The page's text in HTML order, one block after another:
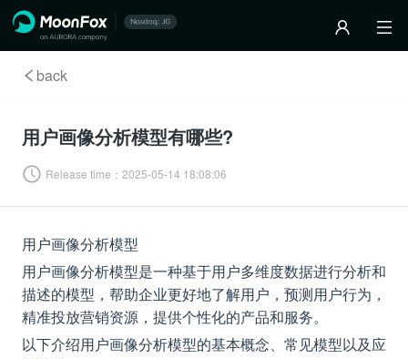
back
用户画像分析模型有哪些?
Release time： 2025-05-14 18:08:06
用户画像分析模型
用户画像分析模型是一种基于用户多维度数据进行分析和
描述的模型，帮助企业更好地了解用户，预测用户行为，
精准投放营销资源，提供个性化的产品和服务。
以下介绍用户画像分析模型的基本概念、常见模型以及应